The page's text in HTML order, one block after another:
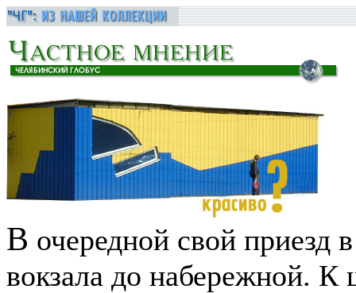
В очередной свой приезд
вокзала до набережной.